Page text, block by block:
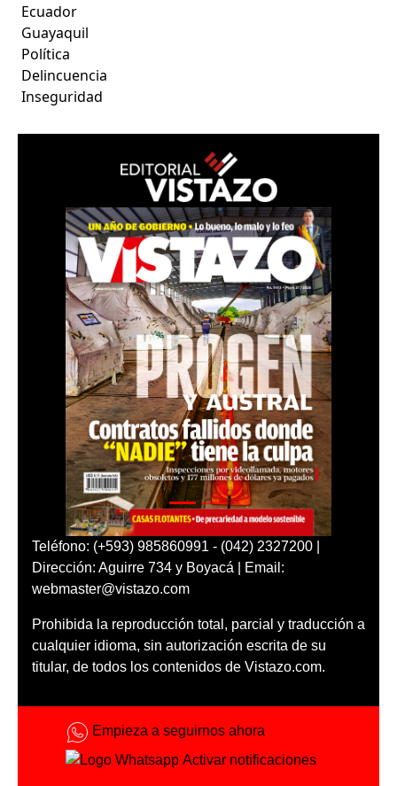
Ecuador
Guayaquil
Política
Delincuencia
Inseguridad
Teléfono: (+593) 985860991 - (042) 2327200 |
Dirección: Aguirre 734 y Boyacá | Email:
webmaster@vistazo.com
Prohibida la reproducción total, parcial y traducción a
cualquier idioma, sin autorización escrita de su
titular, de todos los contenidos de Vistazo.com.
Empieza a seguirnos ahora
Activar notificaciones